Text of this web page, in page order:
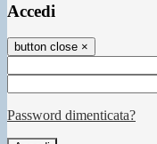
Accedi
button close ×
Password dimenticata?